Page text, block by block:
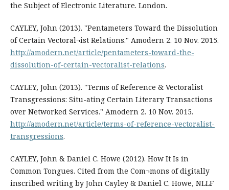
the Subject of Electronic Literature. London.
CAYLEY, John (2013). "Pentameters Toward the Dissolution
of Certain Vectoral¬ist Relations." Amodern 2. 10 Nov. 2015.
http://amodern.net/article/pentameters-toward-the-
dissolution-of-certain-vectoralist-relations.
CAYLEY, John (2013). "Terms of Reference & Vectoralist
Transgressions: Situ-ating Certain Literary Transactions
over Networked Services." Amodern 2. 10 Nov. 2015.
http://amodern.net/article/terms-of-reference-vectoralist-
transgressions.
CAYLEY, John & Daniel C. Howe (2012). How It Is in
Common Tongues. Cited from the Com¬mons of digitally
inscribed writing by John Cayley & Daniel C. Howe, NLLF